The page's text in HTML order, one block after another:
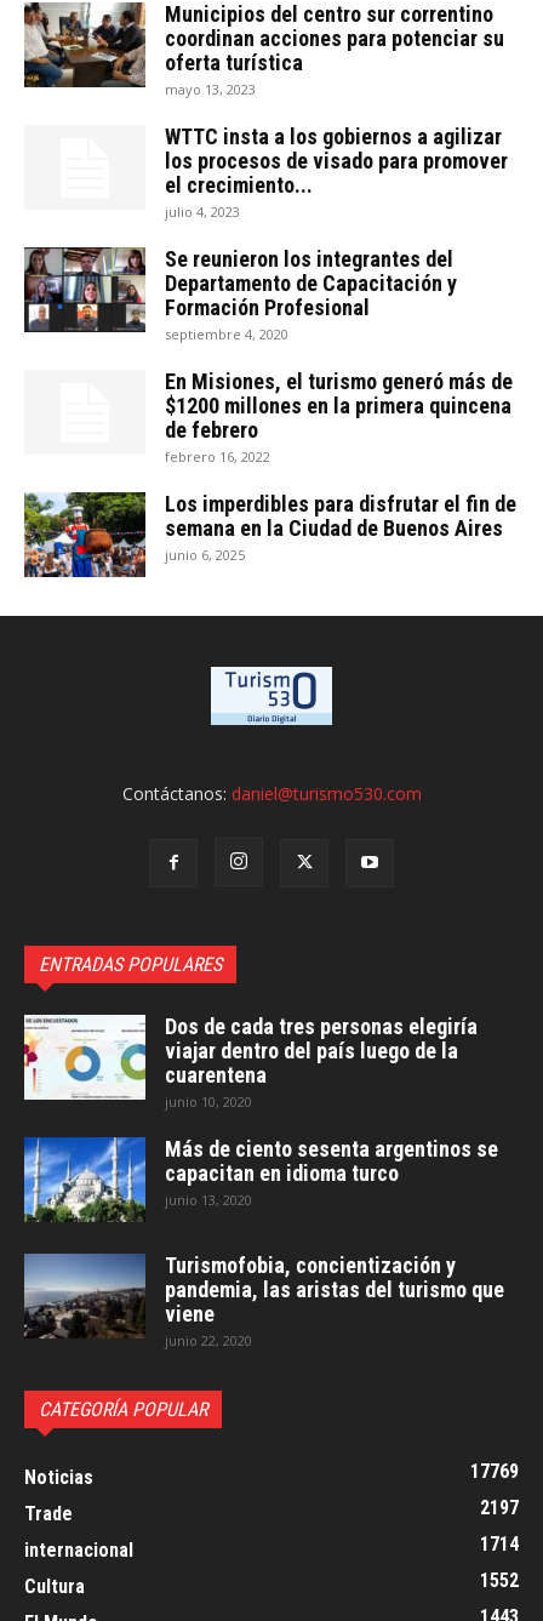
Municipios del centro sur correntino
coordinan acciones para potenciar su
oferta turística
mayo 13, 2023
WTTC insta a los gobiernos a agilizar
los procesos de visado para promover
el crecimiento...
julio 4, 2023
Se reunieron los integrantes del
Departamento de Capacitación y
Formación Profesional
septiembre 4, 2020
En Misiones, el turismo generó más de
$1200 millones en la primera quincena
de febrero
febrero 16, 2022
Los imperdibles para disfrutar el fin de
semana en la Ciudad de Buenos Aires
junio 6, 2025
Contáctanos: daniel@turismo530.com
ENTRADAS POPULARES
Dos de cada tres personas elegiría
viajar dentro del país luego de la
cuarentena
junio 10, 2020
Más de ciento sesenta argentinos se
capacitan en idioma turco
junio 13, 2020
Turismofobia, concientización y
pandemia, las aristas del turismo que
viene
junio 22, 2020
CATEGORÍA POPULAR
Noticias
17769
Trade
2197
internacional
1714
Cultura
1552